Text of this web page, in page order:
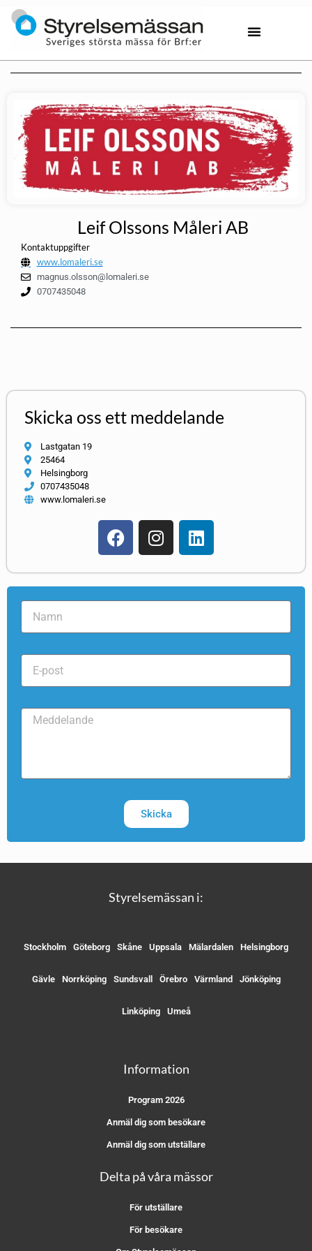
Leif Olssons Måleri AB
Kontaktuppgifter
www.lomaleri.se
magnus.olsson@lomaleri.se
0707435048
Skicka oss ett meddelande
Lastgatan 19
25464
Helsingborg
0707435048
www.lomaleri.se
Skicka
Styrelsemässan i:
Stockholm Göteborg Skåne Uppsala Mälardalen Helsingborg
Gävle Norrköping Sundsvall Örebro Värmland Jönköping
Linköping Umeå
Information
Program 2026
Anmäl dig som besökare
Anmäl dig som utställare
Delta på våra mässor
För utställare
För besökare